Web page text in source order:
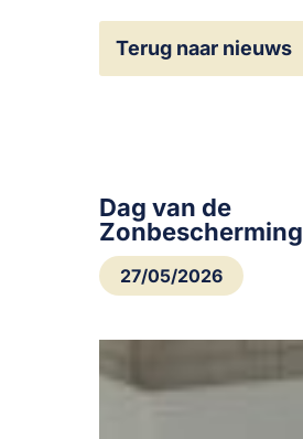
Terug naar nieuws
Dag van de
Zonbescherming
27/05/2026